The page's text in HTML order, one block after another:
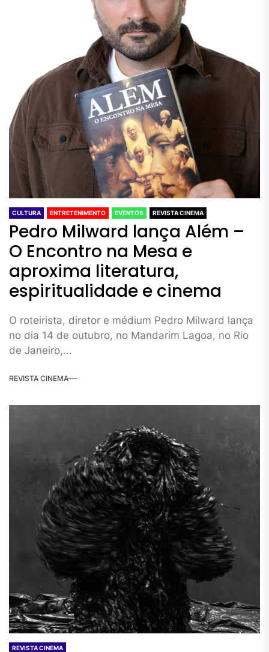
CULTURA ENTRETENIMENTO EVENTOS REVISTA CINEMA
Pedro Milward lança Além –
O Encontro na Mesa e
aproxima literatura,
espiritualidade e cinema
O roteirista, diretor e médium Pedro Milward lança
no dia 14 de outubro, no Mandarim Lagoa, no Rio
de Janeiro,...
REVISTA CINEMA
REVISTA CINEMA